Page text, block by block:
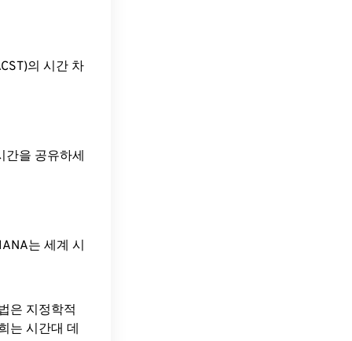
의 시간 차
을 공유하세
는 세계 시
은 지정학적
는 시간대 데